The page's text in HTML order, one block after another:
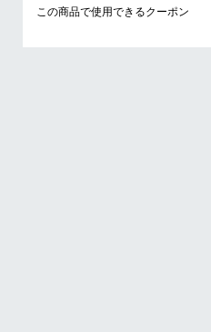
この商品で使用できるクーポン